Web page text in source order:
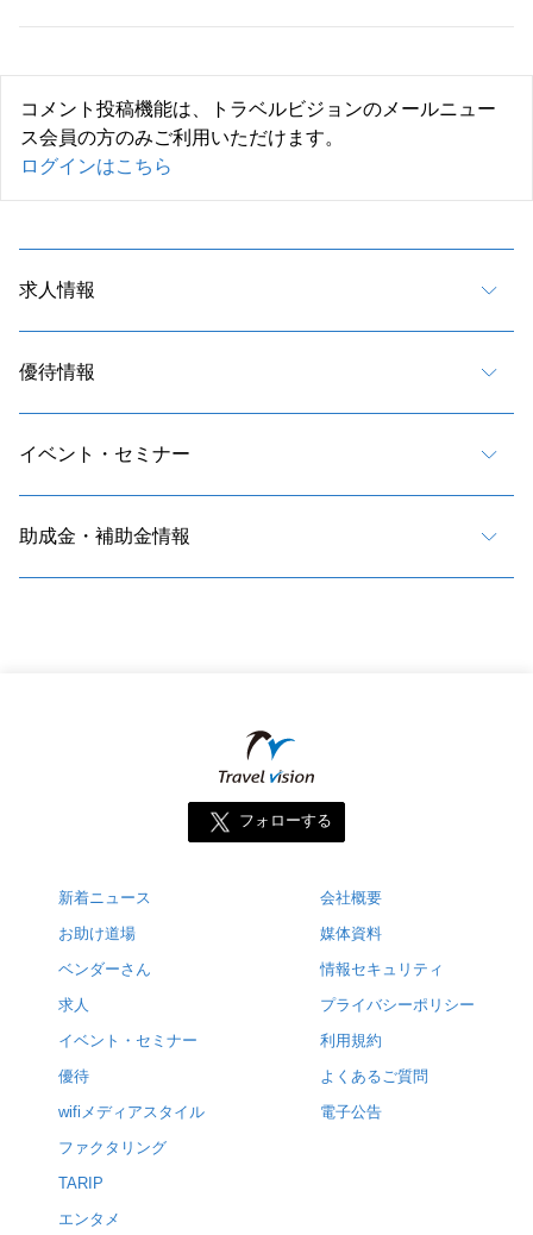
コメント投稿機能は、トラベルビジョンのメールニュー
ス会員の方のみご利用いただけます。
ログインはこちら
求人情報
優待情報
イベント・セミナー
助成金・補助金情報
フォローする
新着ニュース
お助け道場
ベンダーさん
求人
イベント・セミナー
優待
wifiメディアスタイル
ファクタリング
TARIP
エンタメ
会社概要
媒体資料
情報セキュリティ
プライバシーポリシー
利用規約
よくあるご質問
電子公告